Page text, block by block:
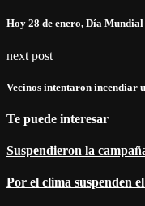
Hoy 28 de enero, Día
next post
Vecinos intentaron incendiar
Te puede interesar
Suspendieron la
Por el clima suspenden